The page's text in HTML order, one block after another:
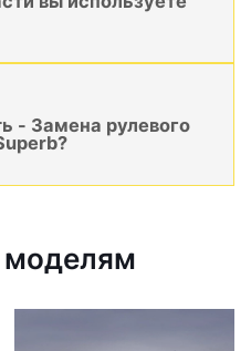
- Замена рулевого
моделям